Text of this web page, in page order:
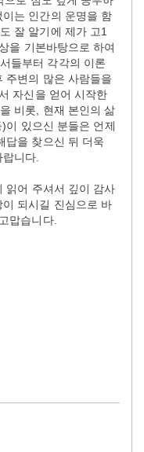
이는 인간의 운명을 함
잘 알기에 제가 고1
을 기본바탕으로 하여
들부터 각각의 이론
주변의 많은 사람들을
자신을 얻어 시작한
비롯 현재 본인의 삶
이 있으신 분들은 언제
답을 찾으신 뒤 더욱
랍니다
읽어 주셔서 깊이 감사
이 되시길 진심으로 바
고맙습니다.